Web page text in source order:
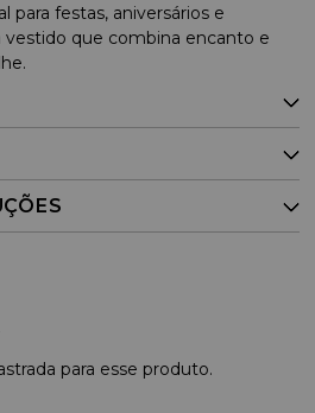
para festas, aniversários e
vestido que combina encanto e
para esse produto.